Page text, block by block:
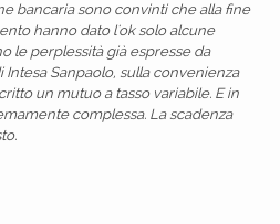
bancaria sono convinti che alla fine
hanno dato l'ok solo alcune
le perplessità già espresse da
Intesa Sanpaolo, sulla convenienza
un mutuo a tasso variabile. E in
complessa. La scadenza